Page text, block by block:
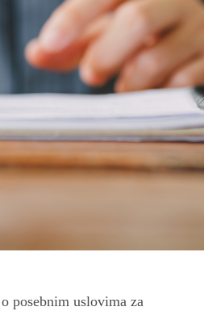
posebnim uslovima za